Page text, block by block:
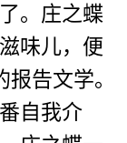
。庄之蝶
味儿，便
告文学。
自我介